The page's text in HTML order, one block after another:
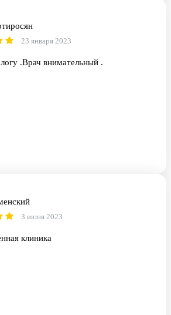
23 января 2023
.Врач внимательный .
3 июня 2023
клиника